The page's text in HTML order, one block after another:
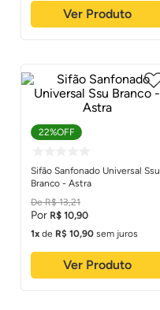
Ver Produto
22%OFF
Sifão Sanfonado Universal Ssu
Branco - Astra
R$ 13,21
R$ 10,90
1
de R$ 10,90 sem juros
Ver Produto